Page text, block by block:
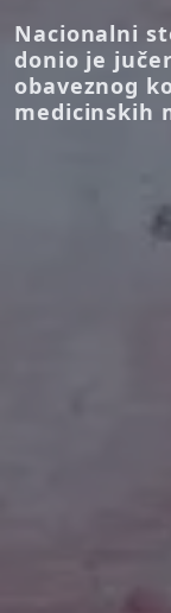
Nacionalni
donio je
obaveznog
medicinskih